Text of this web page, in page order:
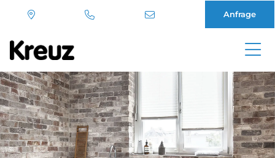
Direkt
zum
Inhalt
Anfrage